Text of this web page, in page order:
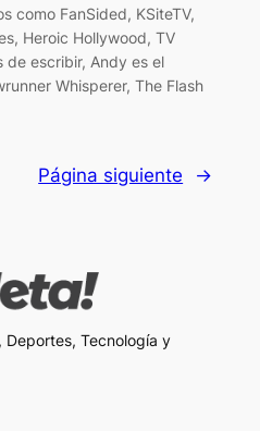
como FanSided, KSiteTV,
Heroic Hollywood, TV
de escribir, Andy es el
Whisperer, The Flash
Página siguiente →
Deportes, Tecnología y